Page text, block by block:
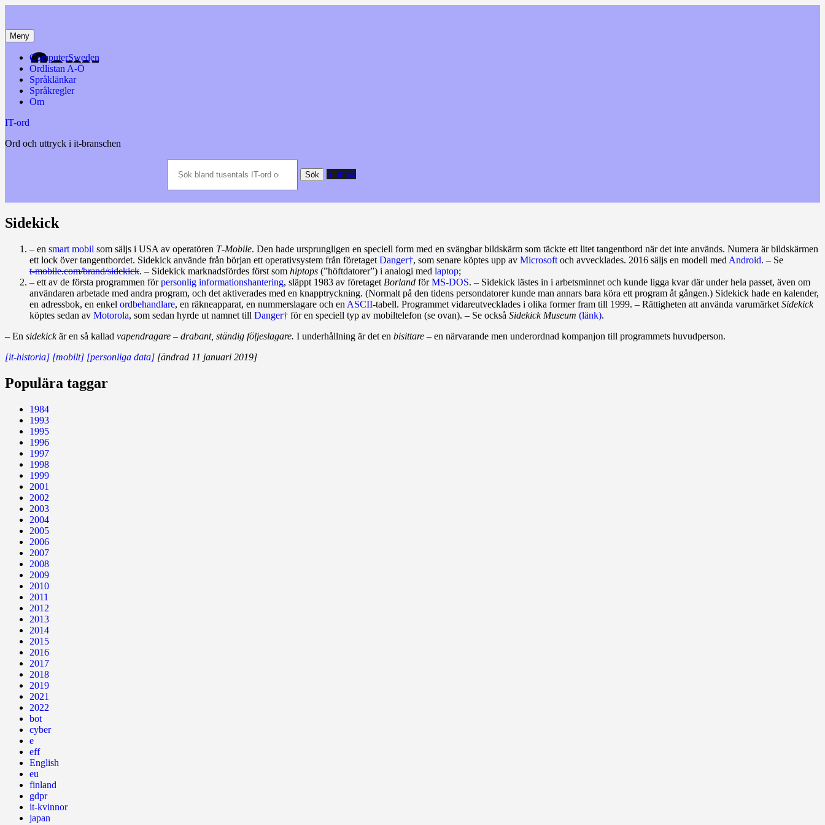
innehåll
Meny
ComputerSweden
Ordlistan A-Ö
Språklänkar
Språkregler
Om
IT-ord
Ord och uttryck i it-branschen
bland
Sök Slumpa
Sidekick
– en smart mobil som säljs i USA av operatören T‑Mobile. Den hade ursprungligen en speciell form med en svängbar bildskärm som täckte ett litet tangentbord när det inte används. Numera är bildskärmen
ett lock över tangentbordet. Sidekick använde från början ett operativsystem från företaget Danger†, som senare köptes upp av Microsoft och avvecklades. 2016 säljs en modell med Android. – Se
t‑mobile.com/brand/sidekick. – Sidekick marknadsfördes först som hiptops (”höftdatorer”) i analogi med laptop;
– ett av de första programmen förpersonlig informationshantering, släppt 1983 av företaget Borland förMS‑DOS. – Sidekick lästes in i arbetsminnet och kunde ligga kvar där under hela passet, även om
användaren arbetade med andra program, och det aktiverades med en knapptryckning. (Normalt på den tidens persondatorer kunde man annars bara köra ett program åt gången.) Sidekick hade en kalender,
en adressbok, en enkel ordbehandlare, en räkneapparat, en nummerslagare och en ASCII-tabell. Pro­gram­met vidareutvecklades i olika former fram till 1999. – Rättigheten att använda varumärket Sidekick
köptes sedan av Motorola, som sedan hyrde ut namnet till Danger† för en speciell typ av mobiltelefon (se ovan). – Se också Sidekick Museum (länk).
– En sidekickär en så kallad vapendragare – drabant, ständig följeslagare. I underhållning är det en bisittare – en närvarande men underordnad kompanjon till programmets huvudperson.
[it-historia] [mobilt] [personliga data] [ändrad 11 januari 2019]
Populära taggar
1984
1993
1995
1996
1997
1998
1999
2001
2002
2003
2004
2005
2006
2007
2008
2009
2010
2011
2012
2013
2014
2015
2016
2017
2018
2019
2021
2022
bot
cyber
e
eff
English
eu
finland
gdpr
it-kvinnor
japan